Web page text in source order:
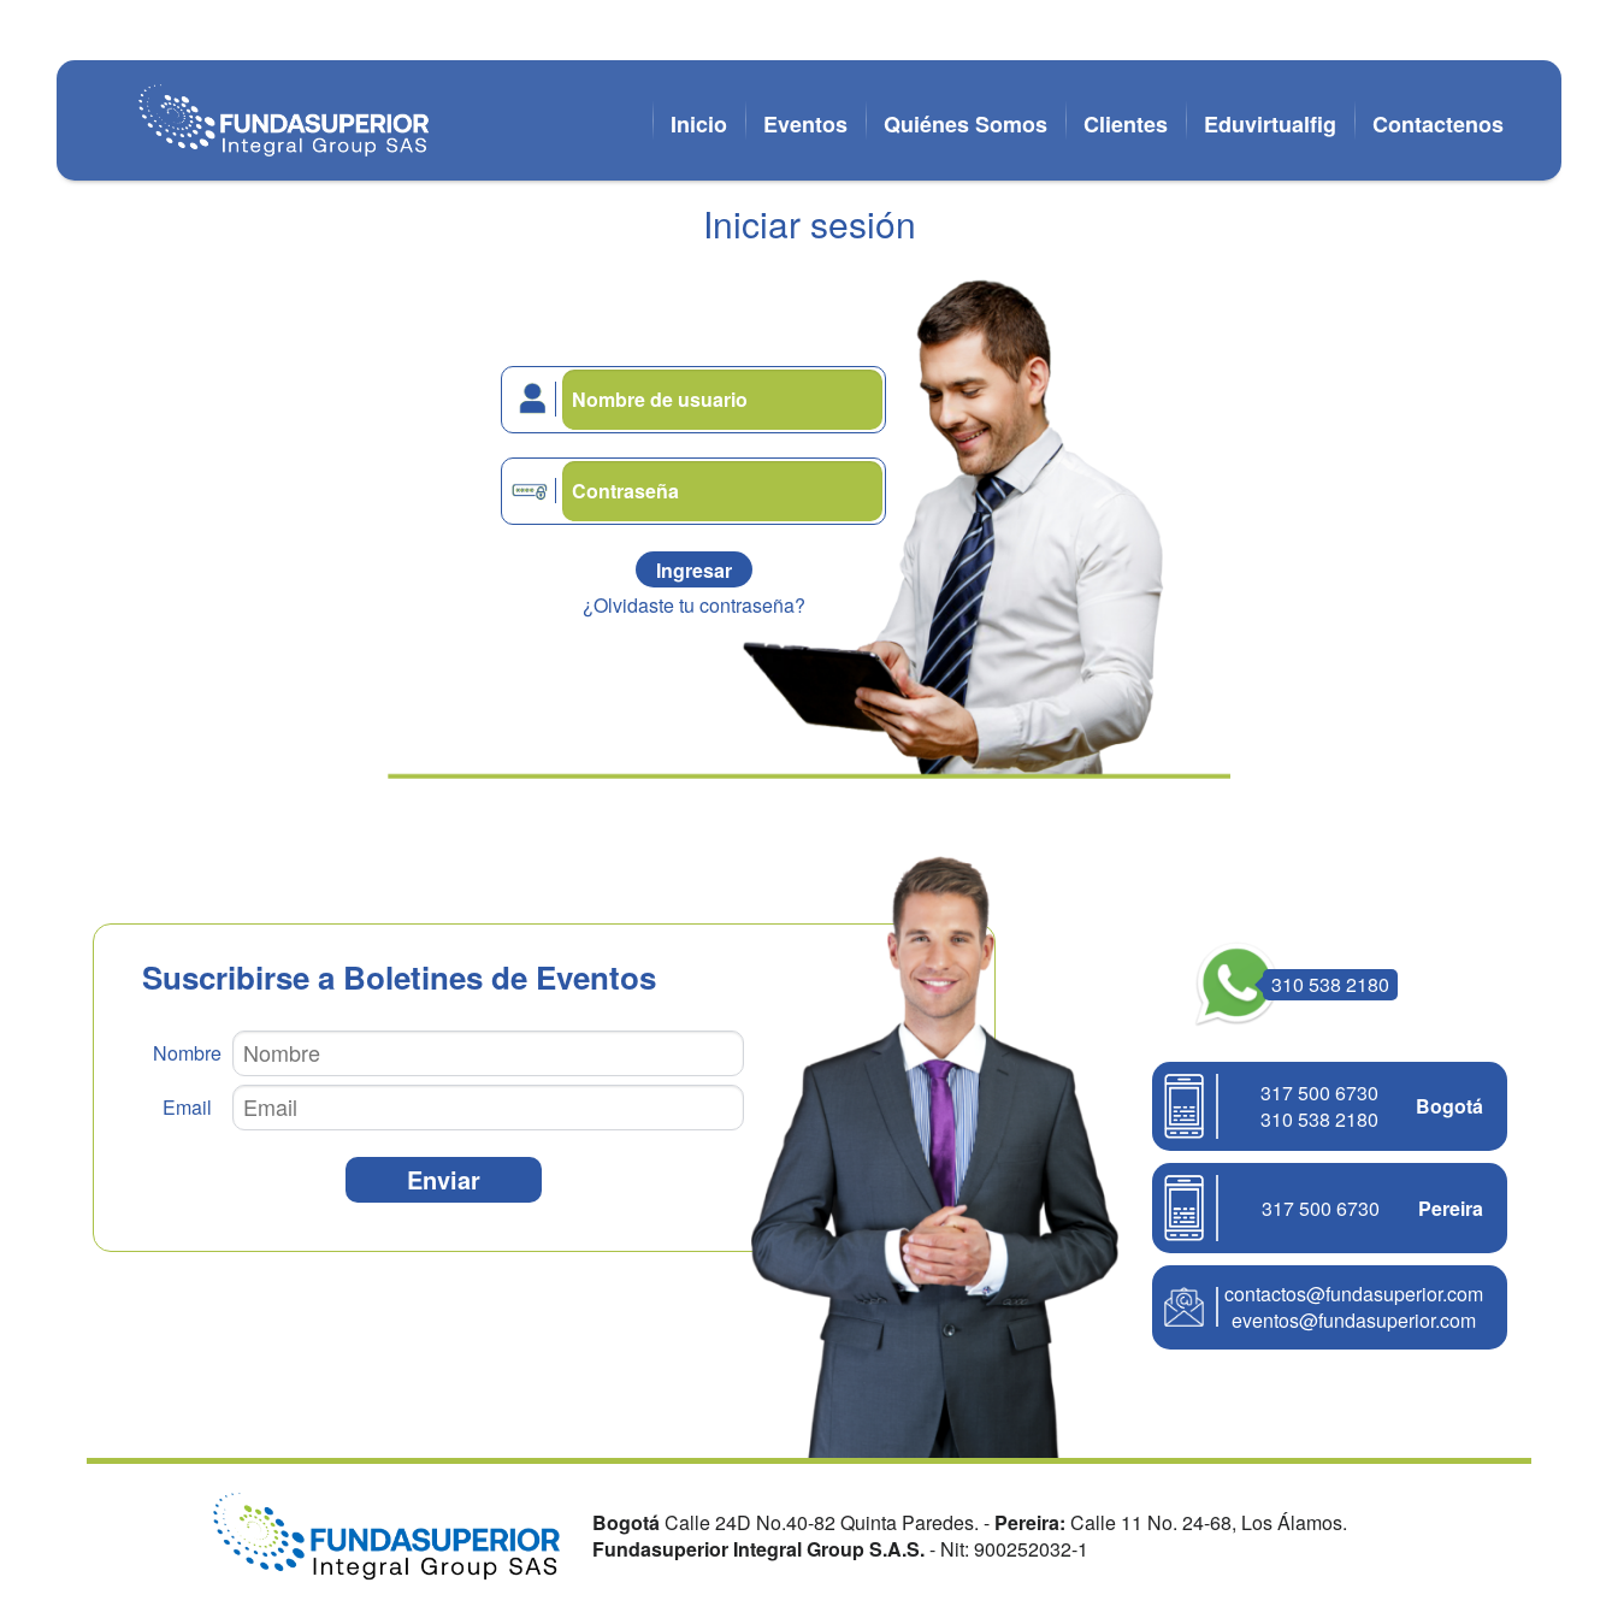
Inicio Eventos Quiénes Somos Clientes Eduvirtualfig Contactenos
Iniciar sesión
Ingresar
¿Olvidaste tu contraseña?
Suscribirse a Boletines de Eventos
Nombre
Email
Enviar
310 538 2180
317 500 6730
310 538 2180
Bogotá
317 500 6730 Pereira
contactos@fundasuperior.com
eventos@fundasuperior.com
BogotáCalle 24D No.40-82 Quinta Paredes. - Pereira: Calle 11 No. 24-68, Los Álamos.
Fundasuperior Integral Group S.A.S.- Nit: 900252032-1